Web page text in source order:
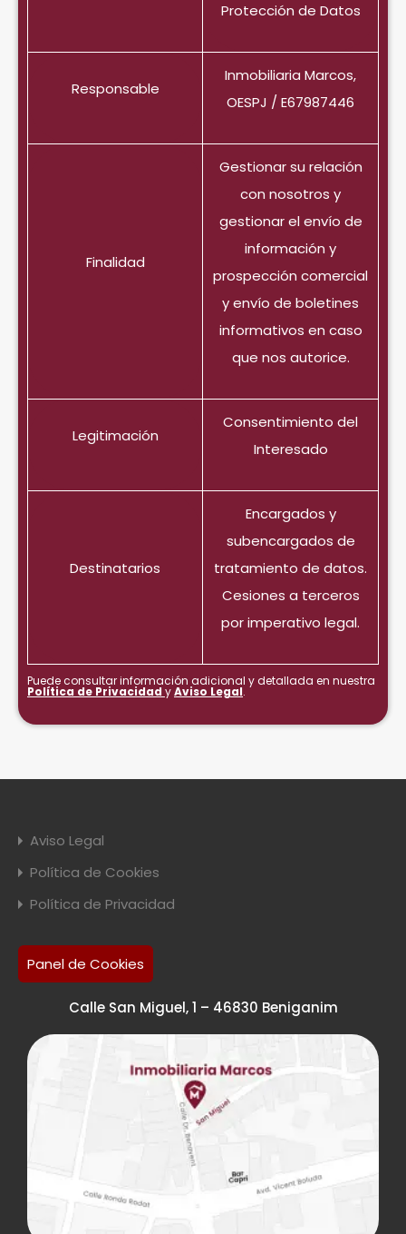
Protección de Datos
Responsable
Inmobiliaria Marcos,
OESPJ / E67987446
Finalidad
Gestionar su relación
con nosotros y
gestionar el envío de
información y
prospección comercial
y envío de boletines
informativos en caso
que nos autorice.
Legitimación
Consentimiento del
Interesado
Destinatarios
Encargados y
subencargados de
tratamiento de datos.
Cesiones a terceros
por imperativo legal.
Puede consultar información adicional y detallada en nuestra
Política de Privacidad yAviso Legal.
Aviso Legal
Política de Cookies
Política de Privacidad
Panel de Cookies
Calle San Miguel, 1 – 46830 Beniganim